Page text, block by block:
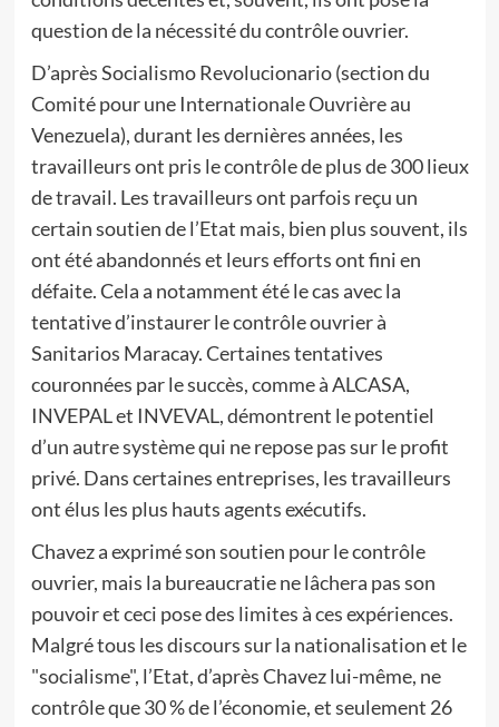
question de la nécessité du contrôle ouvrier.
D’après Socialismo Revolucionario (section du
Comité pour une Internationale Ouvrière au
Venezuela), durant les dernières années, les
travailleurs ont pris le contrôle de plus de 300 lieux
de travail. Les travailleurs ont parfois reçu un
certain soutien de l’Etat mais, bien plus souvent, ils
ont été abandonnés et leurs efforts ont fini en
défaite. Cela a notamment été le cas avec la
tentative d’instaurer le contrôle ouvrier à
Sanitarios Maracay. Certaines tentatives
couronnées par le succès, comme à ALCASA,
INVEPAL et INVEVAL, démontrent le potentiel
d’un autre système qui ne repose pas sur le profit
privé. Dans certaines entreprises, les travailleurs
ont élus les plus hauts agents exécutifs.
Chavez a exprimé son soutien pour le contrôle
ouvrier, mais la bureaucratie ne lâchera pas son
pouvoir et ceci pose des limites à ces expériences.
Malgré tous les discours sur la nationalisation et le
"socialisme", l’Etat, d’après Chavez lui-même, ne
contrôle que 30 % de l’économie, et seulement 26